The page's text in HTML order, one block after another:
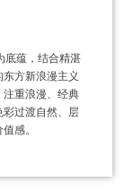
底蕴，结合精湛
方新浪漫主义
注重浪漫、经典
彩过渡自然、层
感。